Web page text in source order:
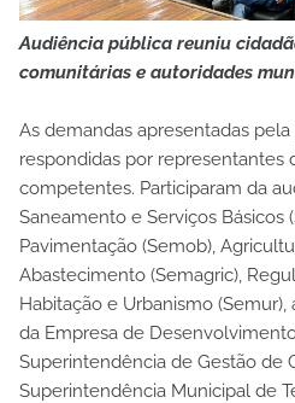
Audiência pública reuniu
comunitárias e autoridades
As demandas apresentadas
respondidas por representantes
competentes. Participaram da
Saneamento e Serviços Básicos
Pavimentação (Semob),
Abastecimento (Semagric),
Habitação e Urbanismo
da Empresa de
Superintendência de Gestão de
Superintendência Municipal de